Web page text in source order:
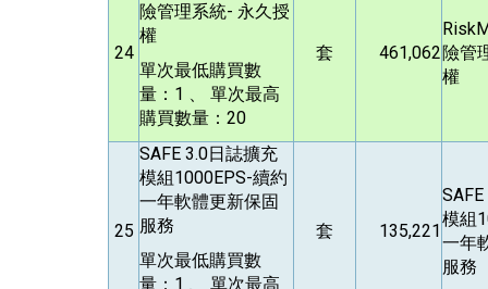
24
險管理系統- 永久授
權
單次最低購買數
量：1 、 單次最高
購買數量：20
套 461,062險管
權
25
SAFE 3.0日誌擴充
模組1000EPS-續約
一年軟體更新保固
服務
單次最低購買數
量：1 、 單次最高
套 135,221
SAFE
模組
一年
服務